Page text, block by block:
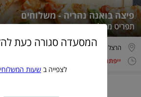
פיצה בואנה נהריה - משלוחים
תפריט משלוחים - כשר
הרצל 1, נהריה
ייפתח בשעה 20:18
המסעדה סגורה כעת
לצפייה ב שעות